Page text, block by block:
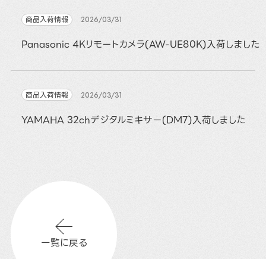
商品入荷情報 2026/03/31
Panasonic 4Kリモートカメラ(AW-UE80K)入荷しました
商品入荷情報 2026/03/31
YAMAHA 32chデジタルミキサー(DM7)入荷しました
一覧に戻る